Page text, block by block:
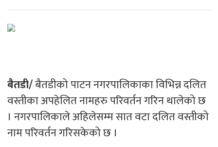
बैतडी/बैतडीको पाटन नगरपालिकाका विभिन्न दलित
वस्तीका अपहेलित नामहरु परिवर्तन गरिन थालेको छ
। नगरपालिकाले अहिलेसम्म सात वटा दलित वस्तीको
नाम परिवर्तन गरिसकेको छ ।